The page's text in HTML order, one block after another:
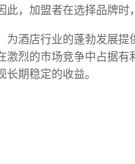
，加盟者在选择品牌
酒店行业的蓬勃发展
烈的市场竞争中占据
期稳定的收益。‍